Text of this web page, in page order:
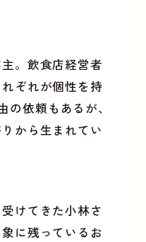
。飲食店経営者
ぞれが個性を持
依頼もあるが、
から生まれてい
けてきた小林さ
に残っているお